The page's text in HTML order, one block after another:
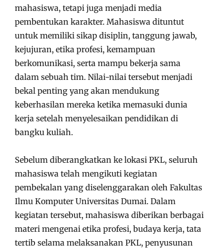
mahasiswa, tetapi juga menjadi media
pembentukan karakter. Mahasiswa dituntut
untuk memiliki sikap disiplin, tanggung jawab,
kejujuran, etika profesi, kemampuan
berkomunikasi, serta mampu bekerja sama
dalam sebuah tim. Nilai-nilai tersebut menjadi
bekal penting yang akan mendukung
keberhasilan mereka ketika memasuki dunia
kerja setelah menyelesaikan pendidikan di
bangku kuliah.
Sebelum diberangkatkan ke lokasi PKL, seluruh
mahasiswa telah mengikuti kegiatan
pembekalan yang diselenggarakan oleh Fakultas
Ilmu Komputer Universitas Dumai. Dalam
kegiatan tersebut, mahasiswa diberikan berbagai
materi mengenai etika profesi, budaya kerja, tata
tertib selama melaksanakan PKL, penyusunan